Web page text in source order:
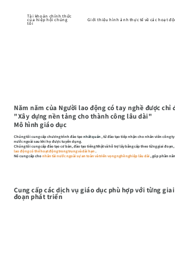
Tài khoản chính thức
của hiệp hội chúng
tôi
Giới thiệu hình ảnh thực tế về các hoạt
Năm năm của Người lao động có tay nghề được chỉ
"Xây dựng nền tảng cho thành công lâu dài"
Mô hình giáo dục
Chúng tôi cung cấp chương trình đào tạonhất quán, từ đào tạo tiếp nhận cho nhân viên công
nước ngoài sau khi họ được tuyển dụng.
Chúng tôi cung cấpđào tạo cơ bản, đào tạo tiếng Nhật và hỗ trợ lấy bằng cấptheo từng giai
lao động có thể hoạt động trong trung và dài hạn.
Nó cung cấp chonhân tài nước ngoài sự an toàn và triển vọng nghề nghiệp lâu dài, góp phần
Cung cấp các dịch vụ giáo dục phù hợp với từng giai
đoạn phát triển